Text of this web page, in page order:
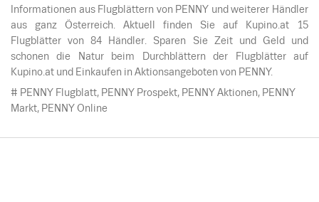
Informationen aus Flugblättern von PENNY und weiterer Händler
aus ganz Österreich. Aktuell finden Sie auf Kupino.at 15
Flugblätter von 84 Händler. Sparen Sie Zeit und Geld und
schonen die Natur beim Durchblättern der Flugblätter auf
Kupino.at und Einkaufen in Aktionsangeboten von PENNY.
# PENNY Flugblatt, PENNY Prospekt, PENNY Aktionen, PENNY
Markt, PENNY Online